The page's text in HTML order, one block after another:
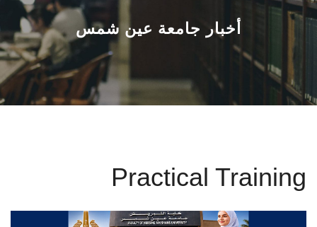
القطاعـات
الشئون الأكاديمية
البحث العلمي
الأنظمة الذكية
أخبار جامعة عين شمس
Practical Training